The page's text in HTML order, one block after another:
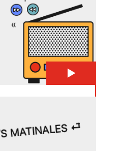
▶
MATINALES ⏎